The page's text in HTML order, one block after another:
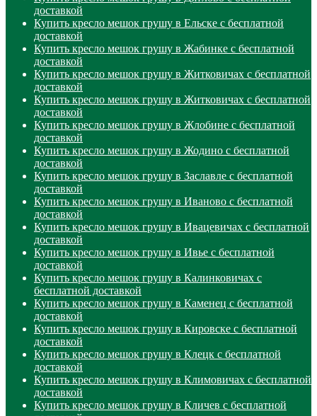
доставкой
Купить кресло мешок грушу в Ельске с бесплатной
доставкой
Купить кресло мешок грушу в Жабинке с бесплатной
доставкой
Купить кресло мешок грушу в Житковичах с бесплатной
доставкой
Купить кресло мешок грушу в Житковичах с бесплатной
доставкой
Купить кресло мешок грушу в Жлобине с бесплатной
доставкой
Купить кресло мешок грушу в Жодино с бесплатной
доставкой
Купить кресло мешок грушу в Заславле с бесплатной
доставкой
Купить кресло мешок грушу в Иваново с бесплатной
доставкой
Купить кресло мешок грушу в Ивацевичах с бесплатной
доставкой
Купить кресло мешок грушу в Ивье с бесплатной
доставкой
Купить кресло мешок грушу в Калинковичах с
бесплатной доставкой
Купить кресло мешок грушу в Каменец с бесплатной
доставкой
Купить кресло мешок грушу в Кировске с бесплатной
доставкой
Купить кресло мешок грушу в Клецк с бесплатной
доставкой
Купить кресло мешок грушу в Климовичах с бесплатной
доставкой
Купить кресло мешок грушу в Кличев с бесплатной